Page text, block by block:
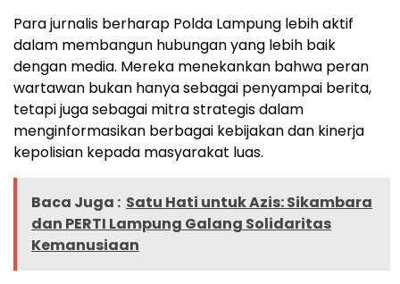
Para jurnalis berharap Polda Lampung lebih aktif
dalam membangun hubungan yang lebih baik
dengan media. Mereka menekankan bahwa peran
wartawan bukan hanya sebagai penyampai berita,
tetapi juga sebagai mitra strategis dalam
menginformasikan berbagai kebijakan dan kinerja
kepolisian kepada masyarakat luas.
Baca Juga : Satu Hati untuk Azis: Sikambara
dan PERTI Lampung Galang Solidaritas
Kemanusiaan